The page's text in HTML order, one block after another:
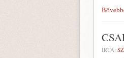
ÍRTA: